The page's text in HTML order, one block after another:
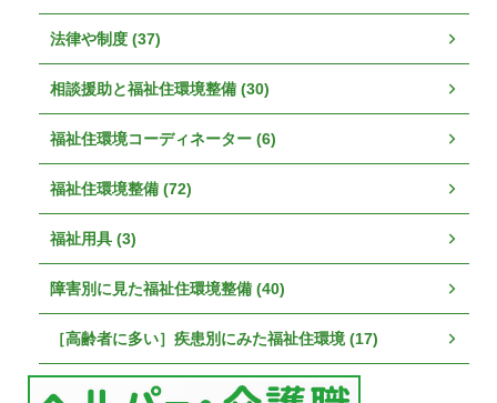
法律や制度 (37)
相談援助と福祉住環境整備 (30)
福祉住環境コーディネーター (6)
福祉住環境整備 (72)
福祉用具 (3)
障害別に見た福祉住環境整備 (40)
［高齢者に多い］疾患別にみた福祉住環境 (17)